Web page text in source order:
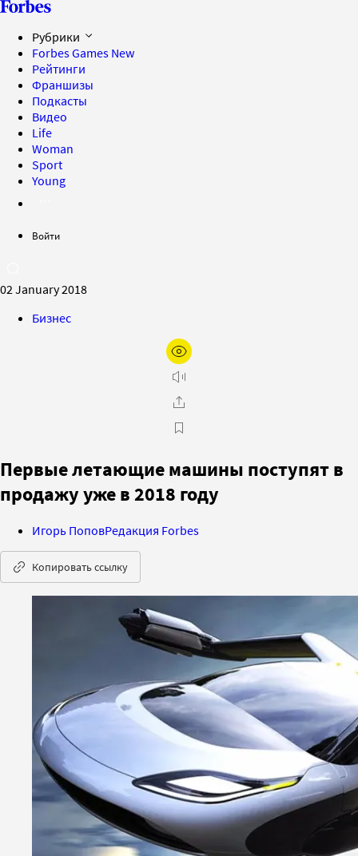
Рубрики
Forbes Games New
Рейтинги
Франшизы
Подкасты
Видео
Life
Woman
Sport
Young
Войти
02 January 2018
Бизнес
Первые летающие машины поступят в
продажу уже в 2018 году
Игорь ПоповРедакция Forbes
Копировать ссылку